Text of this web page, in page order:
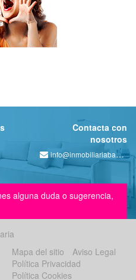
Contacta con
nosotros
info@inmobiliariabancaria.com
alguna duda o sugerencia,
Mapa del sitio
Aviso Legal
Política Privacidad
Política Cookies